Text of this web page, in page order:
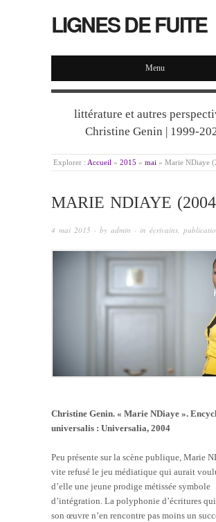
LIGNES DE FUITE
Menu
littérature et autres
Christine Genin | 1999-
Explorer : Accueil » 2015 » mai » Marie NDiaye
MARIE NDIAYE
4 mai 2015 · by admin · in écrivains,
Christine Genin. « Marie NDiaye ».
universalis : Universalia, 2004
Peu présente sur la scène publique, Marie
vite refusé le jeu médiatique qui aurait
d’elle une jeune prodige métissée symbole
d’intégration. La polyphonie d’écritures
son œuvre n’en rencontre pas moins un